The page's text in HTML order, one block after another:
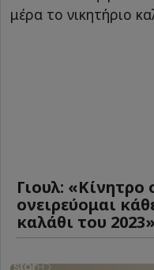
Γιουλ: «Κίνητρο
ονειρεύομαι
καλάθι του 2023»